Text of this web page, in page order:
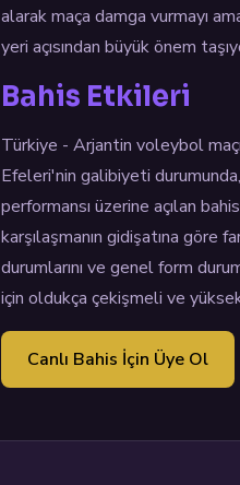
alarak maça damga vurmayı
yeri açısından büyük önem
Bahis Etkileri
Türkiye - Arjantin voleybol
Efeleri'nin galibiyeti
performansı üzerine açılan
karşılaşmanın gidişatına göre
durumlarını ve genel form
için oldukça çekişmeli ve
Canlı Bahis İçin Üye Ol